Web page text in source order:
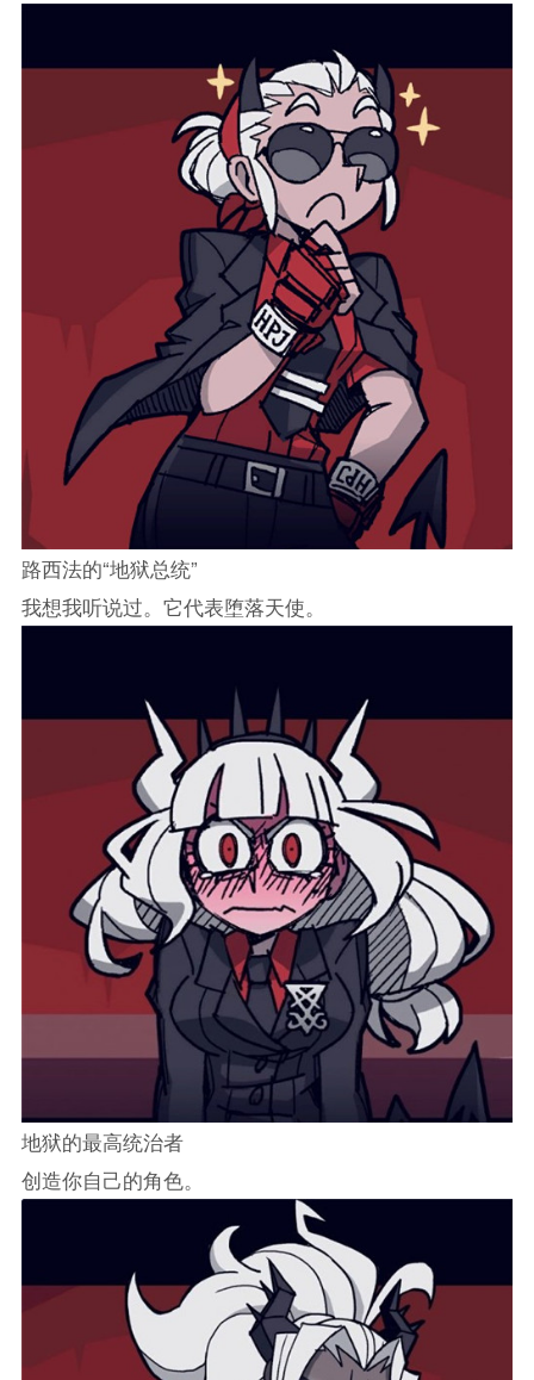
路西法的“地狱总统”
我想我听说过。它代表堕落天使。
地狱的最高统治者
创造你自己的角色。